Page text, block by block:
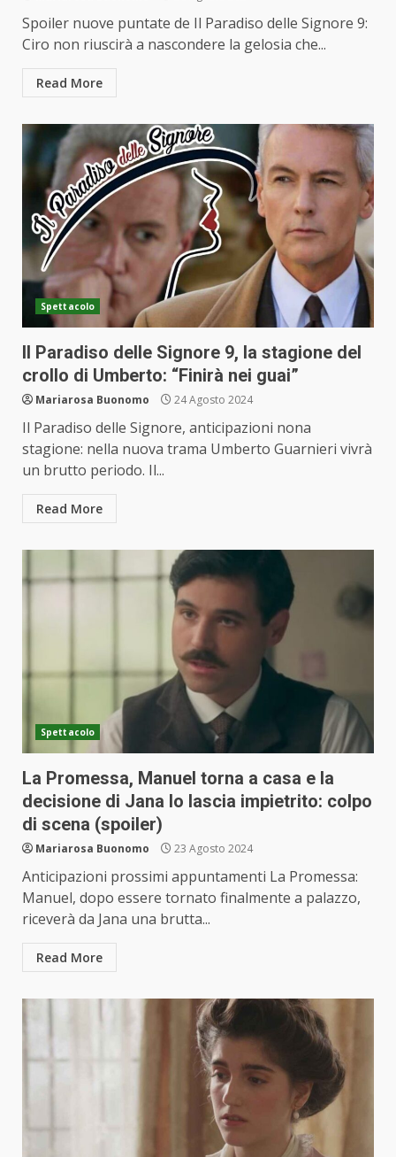
Spoiler nuove puntate de Il Paradiso delle Signore 9:
Ciro non riuscirà a nascondere la gelosia che...
Read More
Spettacolo
Il Paradiso delle Signore 9, la stagione del
crollo di Umberto: “Finirà nei guai”
Mariarosa Buonomo 24 Agosto 2024
Il Paradiso delle Signore, anticipazioni nona
stagione: nella nuova trama Umberto Guarnieri vivrà
un brutto periodo. Il...
Read More
Spettacolo
La Promessa, Manuel torna a casa e la
decisione di Jana lo lascia impietrito: colpo
di scena (spoiler)
Mariarosa Buonomo 23 Agosto 2024
Anticipazioni prossimi appuntamenti La Promessa:
Manuel, dopo essere tornato finalmente a palazzo,
riceverà da Jana una brutta...
Read More